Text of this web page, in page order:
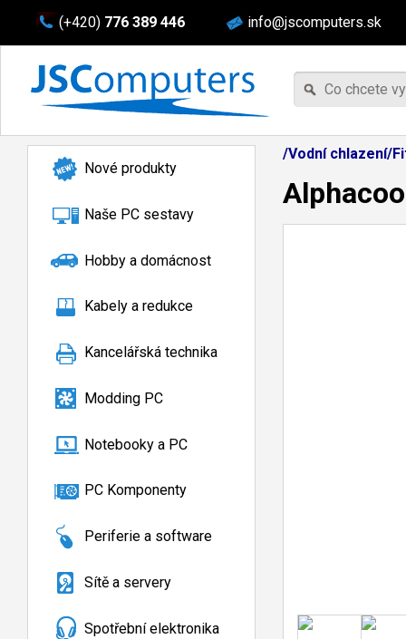
(+420) 776 389 446 info@jscomputers.sk
Nové produkty
Naše PC sestavy
Hobby a domácnost
Kabely a redukce
Kancelářská technika
Modding PC
Notebooky a PC
PC Komponenty
Periferie a software
Sítě a servery
Spotřební elektronika
/Vodní chlazení/